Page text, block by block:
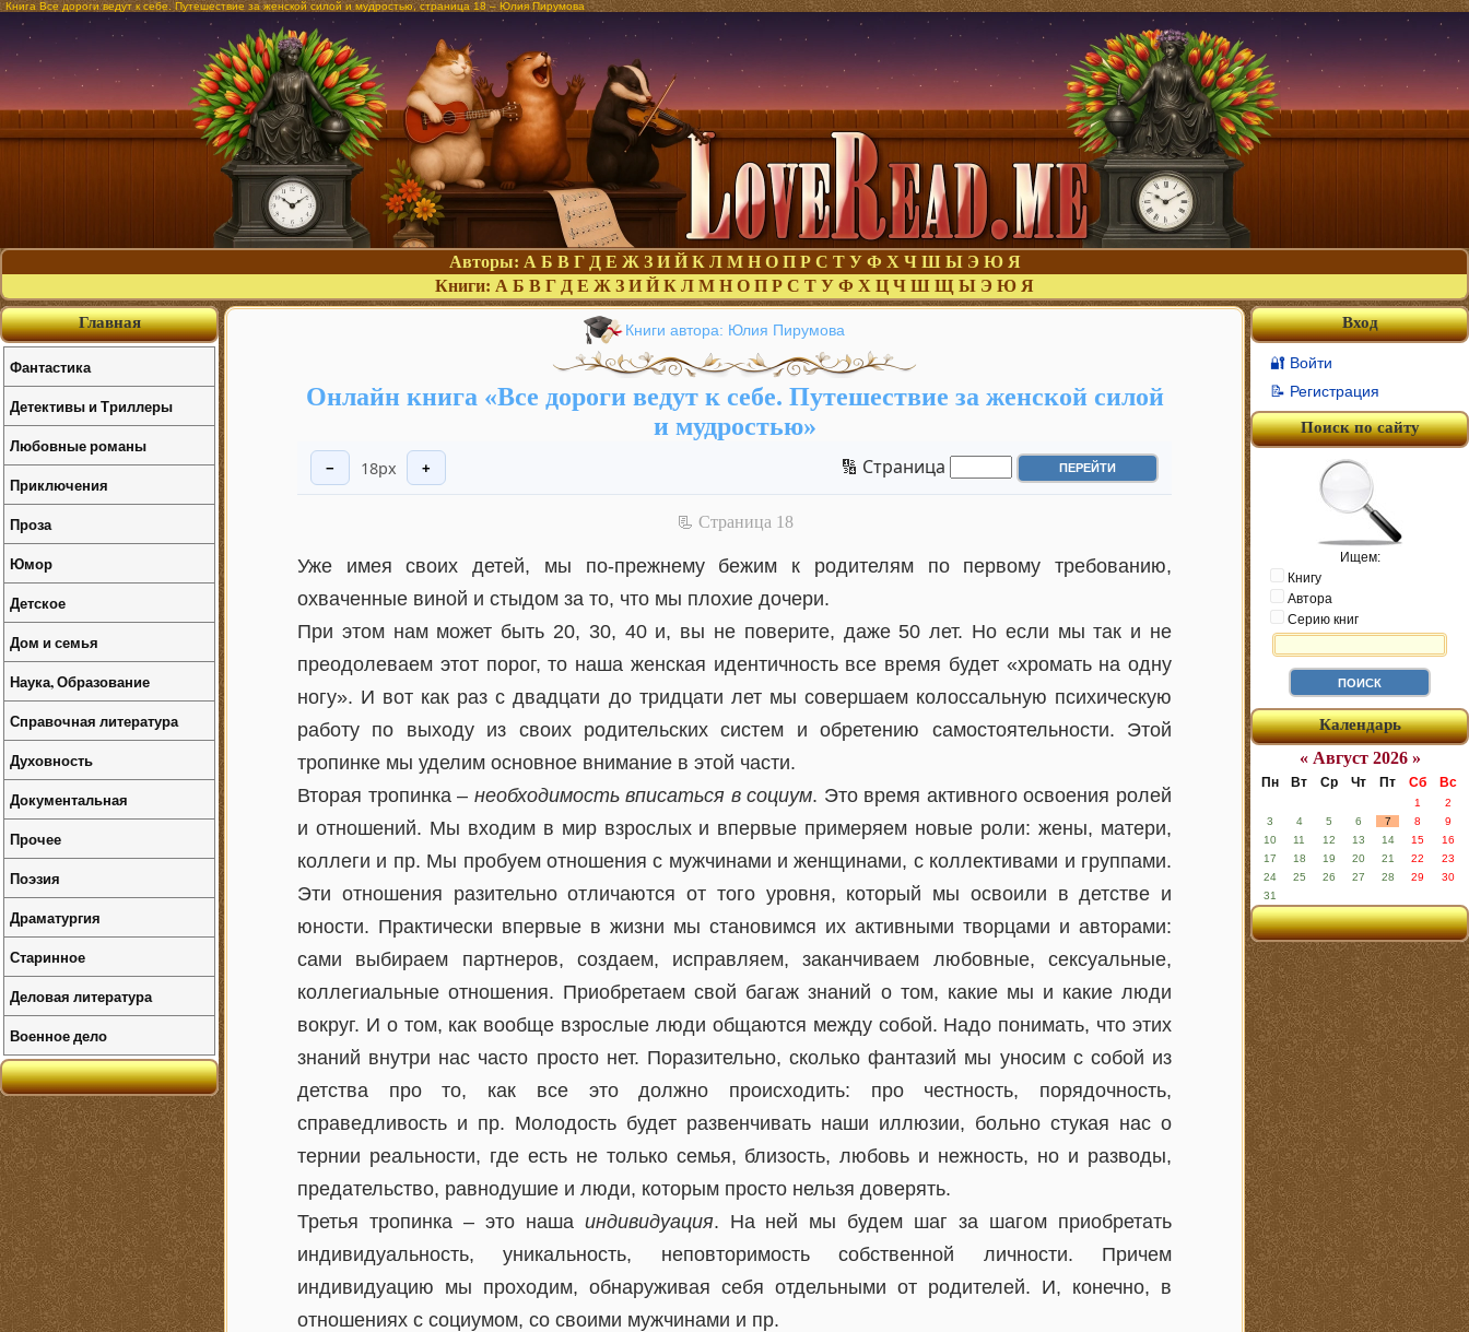
Книга Все дороги ведут к себе. Путешествие за женской силой и мудростью, страница 18 – Юлия Пирумова
Авторы: А Б В Г Д Е Ж З И Й К Л М Н О П Р С Т У Ф Х Ч Ш Ы Э Ю Я
Книги: А Б В Г Д Е Ж З И Й К Л М Н О П Р С Т У Ф Х Ц Ч Ш Щ Ы Э Ю Я
Книги автора: Юлия Пирумова
Онлайн книга «Все дороги ведут к себе. Путешествие за женской силой
и мудростью»
− 18px + 🔢 Страница
📃 Cтраница 18
Уже имея своих детей, мы по-прежнему бежим к родителям по первому требованию,
охваченные виной и стыдом за то, что мы плохие дочери.
При этом нам может быть 20, 30, 40 и, вы не поверите, даже 50 лет. Но если мы так и не
преодолеваем этот порог, то наша женская идентичность все время будет «хромать на одну
ногу». И вот как раз с двадцати до тридцати лет мы совершаем колоссальную психическую
работу по выходу из своих родительских систем и обретению самостоятельности. Этой
тропинке мы уделим основное внимание в этой части.
Вторая тропинка – необходимость вписаться в социум. Это время активного освоения ролей
и отношений. Мы входим в мир взрослых и впервые примеряем новые роли: жены, матери,
коллеги и пр. Мы пробуем отношения с мужчинами и женщинами, с коллективами и группами.
Эти отношения разительно отличаются от того уровня, который мы освоили в детстве и
юности. Практически впервые в жизни мы становимся их активными творцами и авторами:
сами выбираем партнеров, создаем, исправляем, заканчиваем любовные, сексуальные,
коллегиальные отношения. Приобретаем свой багаж знаний о том, какие мы и какие люди
вокруг. И о том, как вообще взрослые люди общаются между собой. Надо понимать, что этих
знаний внутри нас часто просто нет. Поразительно, сколько фантазий мы уносим с собой из
детства про то, как все это должно происходить: про честность, порядочность,
справедливость и пр. Молодость будет развенчивать наши иллюзии, больно стукая нас о
тернии реальности, где есть не только семья, близость, любовь и нежность, но и разводы,
предательство, равнодушие и люди, которым просто нельзя доверять.
Третья тропинка – это наша индивидуация. На ней мы будем шаг за шагом приобретать
индивидуальность, уникальность, неповторимость собственной личности. Причем
индивидуацию мы проходим, обнаруживая себя отдельными от родителей. И, конечно, в
отношениях с социумом, со своими мужчинами и пр.
Вход
🔐 Войти
📝 Регистрация
Поиск по сайту
Ищем:
Книгу
Автора
Серию книг
Календарь
« Август 2026 »
Пн Вт Ср Чт Пт Сб Вс
1
2
3
4 5 6 7 8
9
10
11 12 13 14 15
16
17
18 19 20 21 22
23
24
25 26 27 28 29
30
31
Главная
Фантастика
Детективы и Триллеры
Любовные романы
Приключения
Проза
Юмор
Детское
Дом и семья
Наука, Образование
Справочная литература
Духовность
Документальная
Прочее
Поэзия
Драматургия
Старинное
Деловая литература
Военное дело